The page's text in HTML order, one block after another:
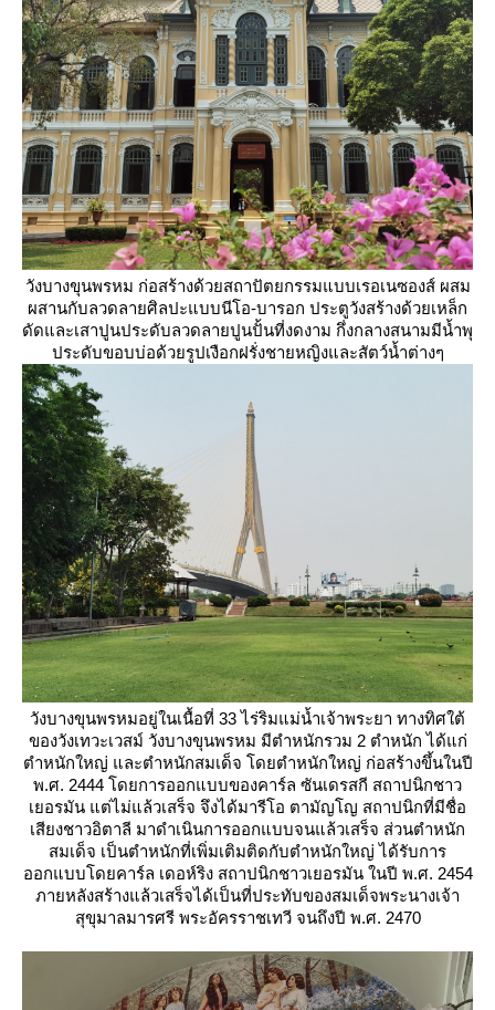
วังบางขุนพรหม ก่อสร้างด้วยสถาปัตยกรรมแบบเรอเนซองส์ ผสม
ผสานกับลวดลายศิลปะแบบนีโอ-บารอก ประตูวังสร้างด้วยเหล็ก
ดัดและเสาปูนประดับลวดลายปูนปั้นที่งดงาม กึ่งกลางสนามมีน้ำพุ
ประดับขอบบ่อด้วยรูปเงือกฝรั่งชายหญิงและสัตว์น้ำต่างๆ
วังบางขุนพรหมอยู่ในเนื้อที่ 33 ไร่ริมแม่น้ำเจ้าพระยา ทางทิศใต้
ของวังเทวะเวสม์ วังบางขุนพรหม มีตำหนักรวม 2 ตำหนัก ได้แก่
ตำหนักใหญ่ และตำหนักสมเด็จ โดยตำหนักใหญ่ ก่อสร้างขึ้นในปี
พ.ศ. 2444 โดยการออกแบบของคาร์ล ซันเดรสกี สถาปนิกชาว
เยอรมัน แต่ไม่แล้วเสร็จ จึงได้มารีโอ ตามัญโญ สถาปนิกที่มีชื่อ
เสียงชาวอิตาลี มาดำเนินการออกแบบจนแล้วเสร็จ ส่วนตำหนัก
สมเด็จ เป็นตำหนักที่เพิ่มเติมติดกับตำหนักใหญ่ ได้รับการ
ออกแบบโดยคาร์ล เดอห์ริง สถาปนิกชาวเยอรมัน ในปี พ.ศ. 2454
ภายหลังสร้างแล้วเสร็จได้เป็นที่ประทับของสมเด็จพระนางเจ้า
สุขุมาลมารศรี พระอัครราชเทวี จนถึงปี พ.ศ. 2470